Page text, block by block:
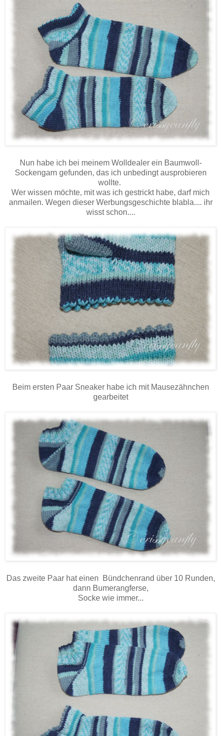
Nun habe ich bei meinem Wolldealer ein Baumwoll-
Sockengarn gefunden, das ich unbedingt ausprobieren
wollte.
Wer wissen möchte, mit was ich gestrickt habe, darf mich
anmailen. Wegen dieser Werbungsgeschichte blabla.... ihr
wisst schon....
Beim ersten Paar Sneaker habe ich mit Mausezähnchen
gearbeitet
Das zweite Paar hat einen Bündchenrand über 10 Runden,
dann Bumerangferse,
Socke wie immer...